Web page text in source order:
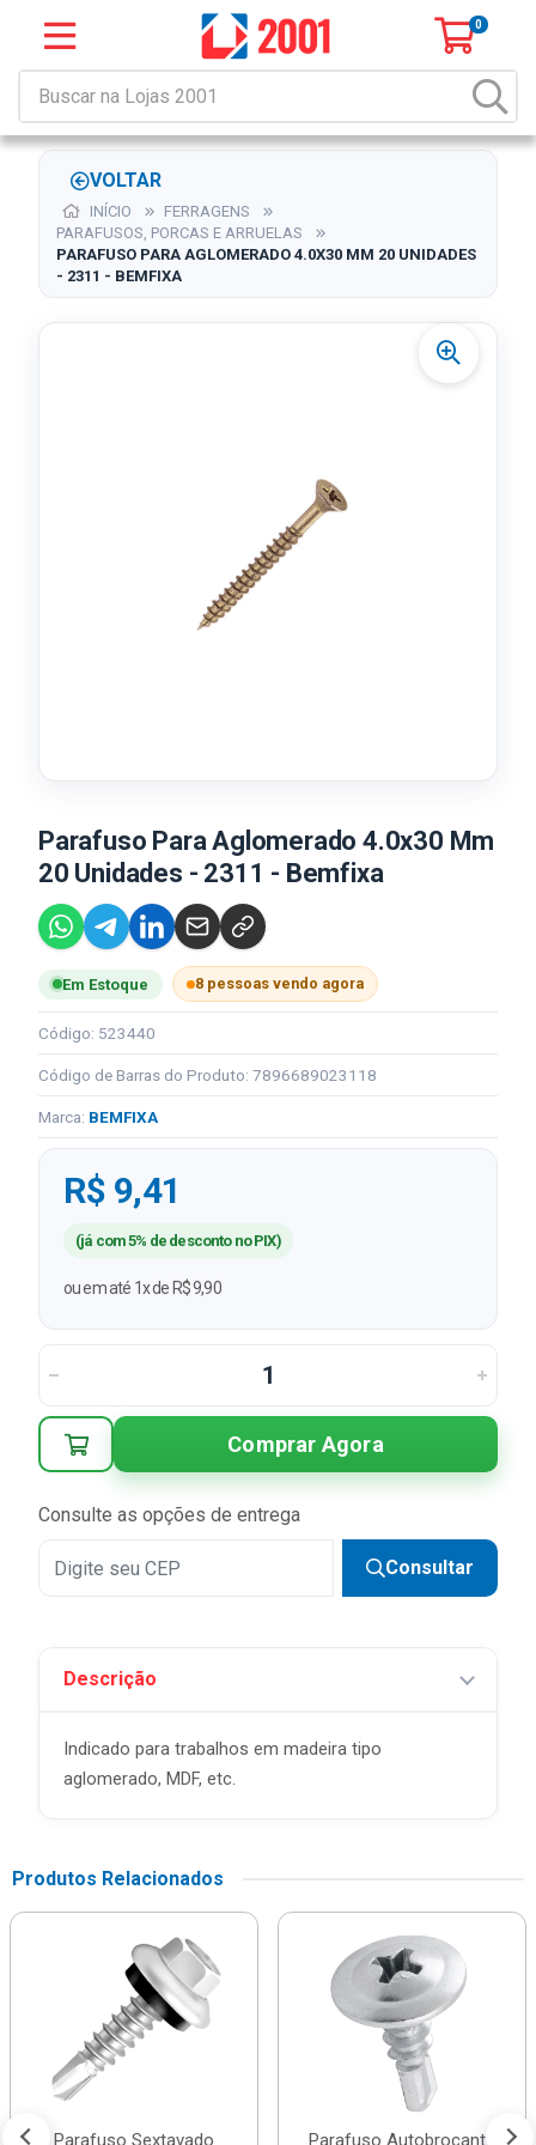
0
VOLTAR
INÍCIO
FERRAGENS
PARAFUSOS, PORCAS E ARRUELAS
PARAFUSO PARA AGLOMERADO 4.0X30 MM 20 UNIDADES
- 2311 - BEMFIXA
Parafuso Para Aglomerado 4.0x30 Mm
20 Unidades - 2311 - Bemfixa
Em Estoque 8 pessoas vendo agora
Código: 523440
Código de Barras do Produto: 7896689023118
Marca: BEMFIXA
R$ 9,41
(já com 5% de desconto no PIX)
ou em até 1x de R$ 9,90
Comprar Agora
Consulte as opções de entrega
Consultar
Descrição
Indicado para trabalhos em madeira tipo
aglomerado, MDF, etc.
Produtos Relacionados
Parafuso Sextavado Parafuso Autobrocante